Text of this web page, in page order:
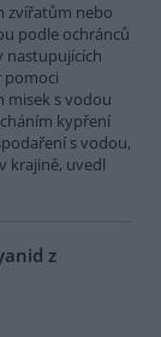
zvířatům nebo
podle ochránců
nastupujících
pomoci
misek s vodou
kypření
s vodou,
krajině, uvedl
z